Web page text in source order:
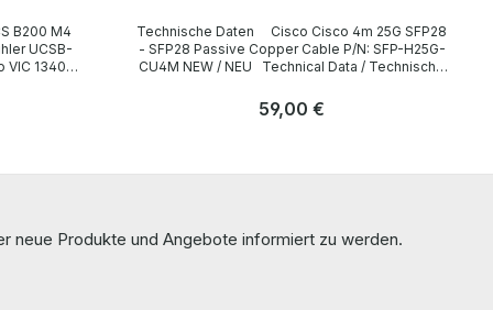
UCSB-
Technische Daten Cisco Cisco 4m 25G SFP28
- SFP28 Passive Copper Cable P/N: SFP-H25G-
CU4M NEW / NEU Technical Data / Technische
x Cisco 4m 25G Passive Copper Cable More
Seiten des Herstellers.
Regulärer Preis:
59,00 €
neue Produkte und Angebote informiert zu werden.